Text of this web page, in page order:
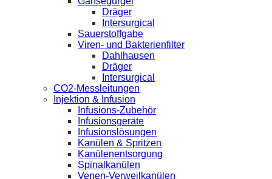
Dräger
Intersurgical
Sauerstoffgabe
Viren- und Bakterienfilter
Dahlhausen
Dräger
Intersurgical
CO2-Messleitungen
Injektion & Infusion
Infusions-Zubehör
Infusionsgeräte
Infusionslösungen
Kanülen & Spritzen
Kanülenentsorgung
Spinalkanülen
Venen-Verweilkanülen